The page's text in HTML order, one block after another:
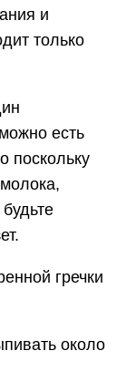
и
только
есть
поскольку
гречки
около